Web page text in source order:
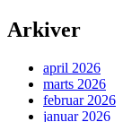
Arkiver
april 2026
marts 2026
februar 2026
januar 2026